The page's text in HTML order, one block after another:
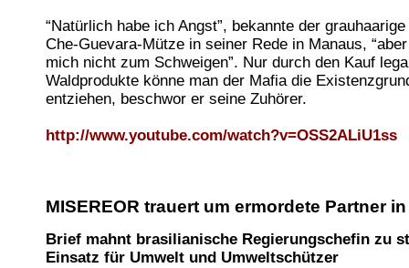
“Natürlich habe ich Angst”, bekannte der
Che-Guevara-Mütze in seiner Rede in Manaus,
mich nicht zum Schweigen”. Nur durch den Kauf
Waldprodukte könne man der Mafia die
entziehen, beschwor er seine Zuhörer.
http://www.youtube.com/watch?v=OSS2ALiU1ss
MISEREOR trauert um ermordete Partner
Brief mahnt brasilianische Regierungschefin zu
Einsatz für Umwelt und Umweltschützer